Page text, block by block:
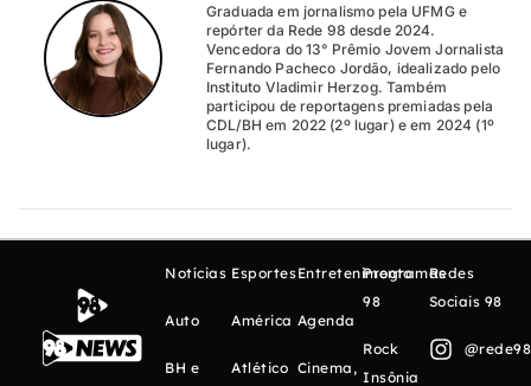
Graduada em jornalismo pela UFMG e
repórter da Rede 98 desde 2024.
Vencedora do 13° Prêmio Jovem Jornalista
Fernando Pacheco Jordão, idealizado pelo
Instituto Vladimir Herzog. Também
participou de reportagens premiadas pela
CDL/BH em 2022 (2º lugar) e em 2024 (1º
lugar).
Notícias
Auto
BH e
Esportes
América
Atlético
Entretenimento
Agenda
Cinema,
Programas
98
Rock
Insônia
Redes
Sociais 98